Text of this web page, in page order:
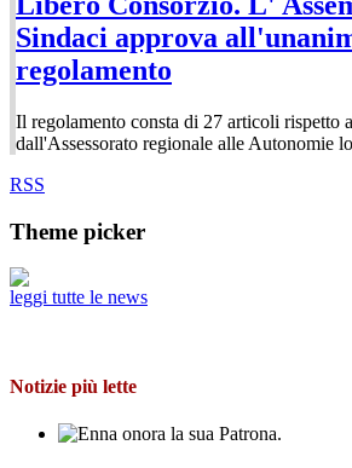
Sindaci approva
regolamento
Il regolamento consta di 27 articoli rispetto
dall'Assessorato regionale alle Autonomie
RSS
Theme picker
leggi tutte le news
Notizie più lette